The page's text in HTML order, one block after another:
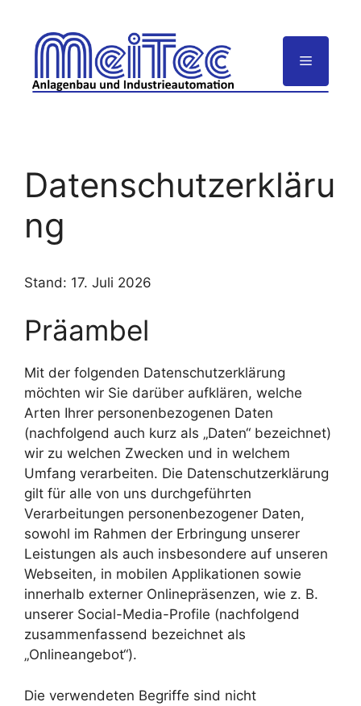
springen
Menü
Datenschutzerkläru
ng
Stand: 17. Juli 2026
Präambel
Mit der folgenden Datenschutzerklärung
möchten wir Sie darüber aufklären, welche
Arten Ihrer personenbezogenen Daten
(nachfolgend auch kurz als „Daten“ bezeichnet)
wir zu welchen Zwecken und in welchem
Umfang verarbeiten. Die Datenschutzerklärung
gilt für alle von uns durchgeführten
Verarbeitungen personenbezogener Daten,
sowohl im Rahmen der Erbringung unserer
Leistungen als auch insbesondere auf unseren
Webseiten, in mobilen Applikationen sowie
innerhalb externer Onlinepräsenzen, wie z. B.
unserer Social-Media-Profile (nachfolgend
zusammenfassend bezeichnet als
„Onlineangebot“).
Die verwendeten Begriffe sind nicht